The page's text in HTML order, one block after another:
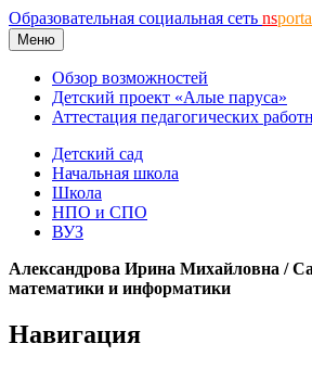
Образовательная социальная сеть ns
Меню
Обзор возможностей
Детский проект «Алые паруса»
Аттестация педагогических
Детский сад
Начальная школа
Школа
НПО и СПО
ВУЗ
Александрова Ирина Михайловна /
математики и информатики
Навигация